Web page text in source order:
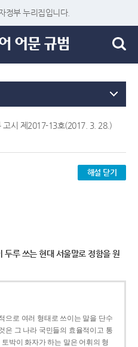
정부 누리집입니다.
고시 제2017-13호(2017. 3. 28.)
해설 닫기
두루 쓰는 현대 서울말로 정함을 원
으로 여러 형태로 쓰이는 말을 단수
은 그 나라 국민들의 효율적이고 통
박이 화자가 하는 말은 어휘의 형